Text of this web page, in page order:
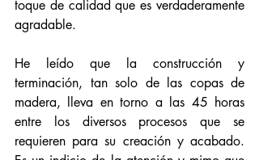
toque de calidad que es verdaderamente
agradable.
He leído que la construcción y
terminación, tan solo de las copas de
madera, lleva en torno a las 45 horas
entre los diversos procesos que se
requieren para su creación y acabado.